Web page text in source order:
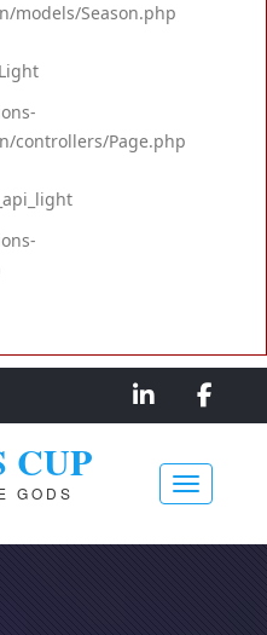
models/Season.php
controllers/Page.php
CUP
GODS